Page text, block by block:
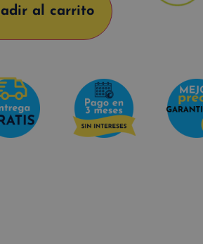
al carrito